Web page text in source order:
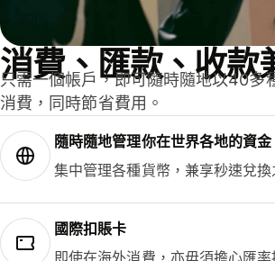
消費、匯款、收款
只需一個帳戶，即可隨時隨地以40多
消費，同時節省費用。
隨時隨地管理你在世界各地的資金
集中管理各種貨幣，兼享秒速兌換
國際扣賬卡